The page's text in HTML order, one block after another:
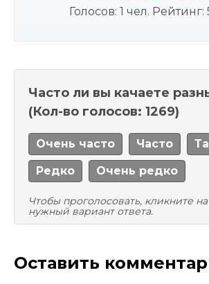
Голосов: 1 чел. Рейтинг:
Часто ли вы качаете
(Кол-во голосов: 1269)
Очень часто Часто
Редко Очень редко
Чтобы проголосовать, кликните на
нужный вариант ответа.
Оставить